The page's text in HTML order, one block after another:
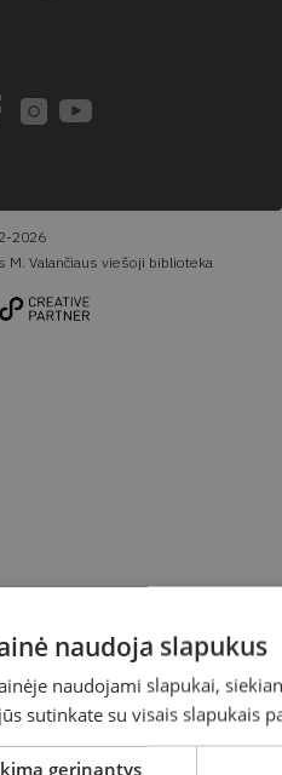
2026
M. Valančiaus viešoji biblioteka
naudoja slapukus
naudojami slapukai,
sutinkate su visais slapukais
gerinantys